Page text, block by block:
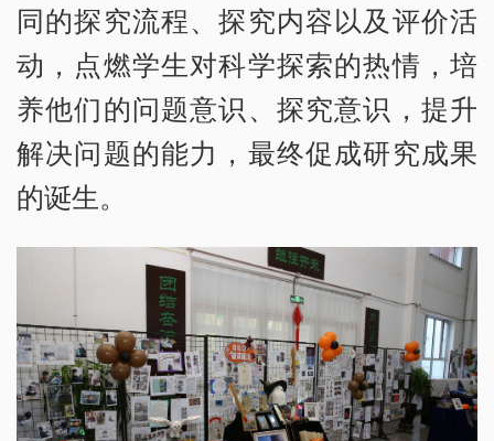
同的探究流程、探究内容以及评价活
动，点燃学生对科学探索的热情，培
养他们的问题意识、探究意识，提升
解决问题的能力，最终促成研究成果
的诞生。